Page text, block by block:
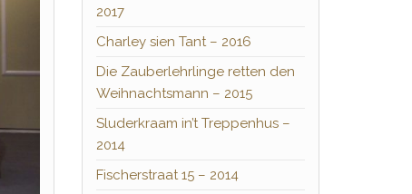
2017
Charley sien Tant – 2016
Die Zauberlehrlinge retten den
Weihnachtsmann – 2015
Sluderkraam in’t Treppenhus –
2014
Fischerstraat 15 – 2014